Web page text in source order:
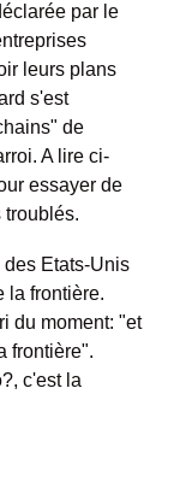
par le
leurs plans
s'est
de
A lire ci-
essayer de
troublés.
Etats-Unis
la frontière.
du moment: "et
frontière".
c'est la